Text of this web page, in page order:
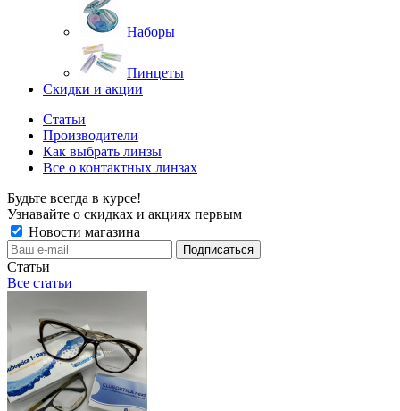
Наборы
Пинцеты
Скидки и акции
Статьи
Производители
Как выбрать линзы
Все о контактных линзах
Будьте всегда в курсе!
Узнавайте о скидках и акциях первым
Новости магазина
Статьи
Все статьи